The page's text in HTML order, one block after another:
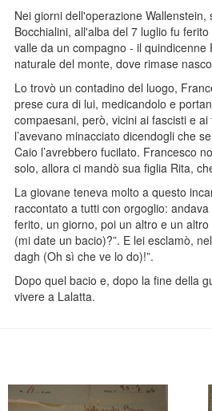
Nei giorni dell'operazione
Bocchialini, all'alba del 7 luglio fu
valle da un compagno - il
naturale del monte, dove rimase
Lo trovò un contadino del luogo,
prese cura di lui, medicandolo e
compaesani, però, vicini ai fascisti e
l’avevano minacciato dicendogli che
Caio l’avrebbero fucilato. Francesco
solo, allora ci mandò sua figlia Rita,
La giovane teneva molto a questo
raccontato a tutti con orgoglio:
ferito, un giorno, poi un altro e un
(mi date un bacio)?”. E lei esclamò,
dagh (Oh sì che ve lo do)!”.
Dopo quel bacio e, dopo la fine della
vivere a Lalatta.